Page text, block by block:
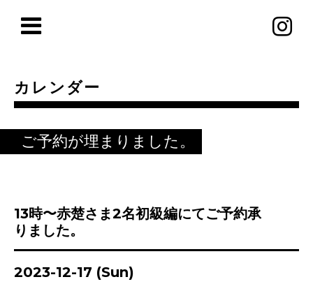
カレンダー
ご予約が埋まりました。
13時〜赤楚さま2名初級編にてご予約承
りました。
2023-12-17 (Sun)